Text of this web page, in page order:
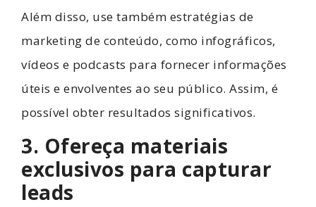
Além disso, use também estratégias de
marketing de conteúdo, como infográficos,
vídeos e podcasts para fornecer informações
úteis e envolventes ao seu público. Assim, é
possível obter resultados significativos.
3. Ofereça materiais
exclusivos para capturar
leads